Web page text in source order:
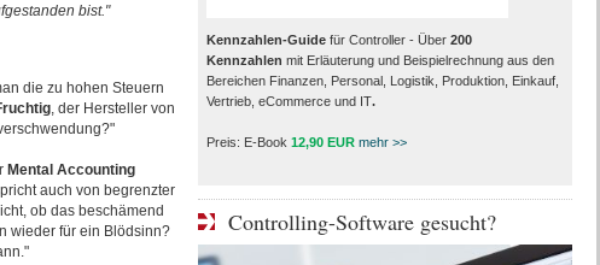
bist."
die zu hohen Steuern
, der Hersteller von
Mental Accounting
auch von begrenzter
ob das beschämend
wieder für ein Blödsinn?
Kennzahlen-Guidefür Controller - Über 200
Kennzahlen mit Erläuterung und Beispielrechnung aus den
Bereichen Finanzen, Personal, Logistik, Produktion, Einkauf,
Vertrieb, eCommerce und IT.
Preis: E-Book 12,90 EUR mehr >>
Controlling-Software gesucht?